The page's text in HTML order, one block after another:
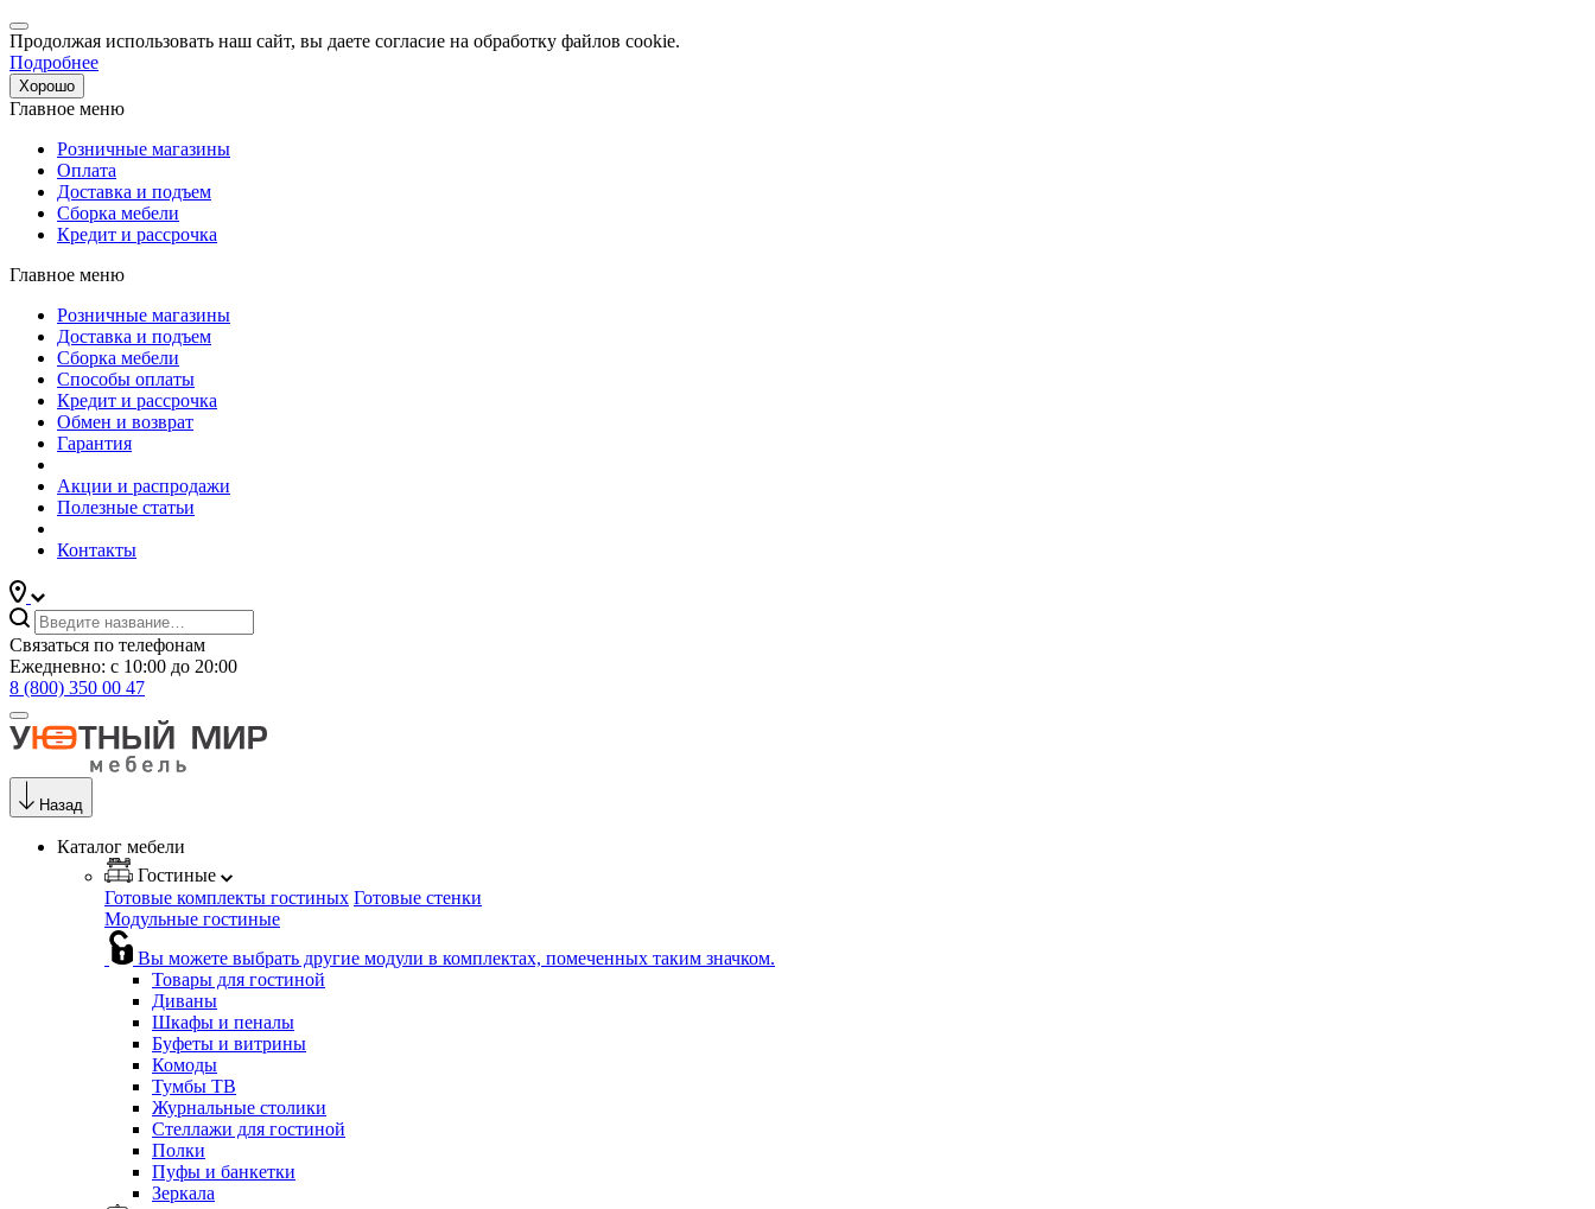
Продолжая использовать наш сайт, вы даете согласие на обработку файлов cookie.
Подробнее
Хорошо
Главное меню
Розничные магазины
Оплата
Доставка и подъем
Сборка мебели
Кредит и рассрочка
Главное меню
Розничные магазины
Доставка и подъем
Сборка мебели
Способы оплаты
Кредит и рассрочка
Обмен и возврат
Гарантия
Акции и распродажи
Полезные статьи
Контакты
Связаться по телефонам
Ежедневно: с 10:00 до 20:00
8 (800) 350 00 47
Назад
Каталог мебели
Гостиные
Готовые комплекты гостиных Готовые стенки
Модульные гостиные
Вы можете выбрать другие модули в комплектах, помеченных таким значком.
Товары для гостиной
Диваны
Шкафы и пеналы
Буфеты и витрины
Комоды
Тумбы ТВ
Журнальные столики
Стеллажи для гостиной
Полки
Пуфы и банкетки
Зеркала